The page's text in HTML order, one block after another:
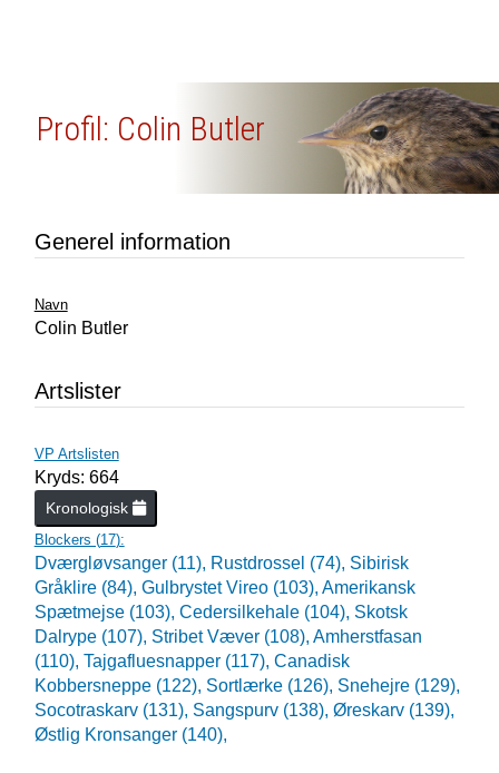
Profil: Colin Butler
Generel information
Navn
Colin Butler
Artslister
VP Artslisten
Kryds: 664
Kronologisk
Blockers (17):
Dværgløvsanger (11), Rustdrossel (74), Sibirisk
Gråklire (84), Gulbrystet Vireo (103), Amerikansk
Spætmejse (103), Cedersilkehale (104), Skotsk
Dalrype (107), Stribet Væver (108), Amherstfasan
(110), Tajgafluesnapper (117), Canadisk
Kobbersneppe (122), Sortlærke (126), Snehejre (129),
Socotraskarv (131), Sangspurv (138), Øreskarv (139),
Østlig Kronsanger (140),